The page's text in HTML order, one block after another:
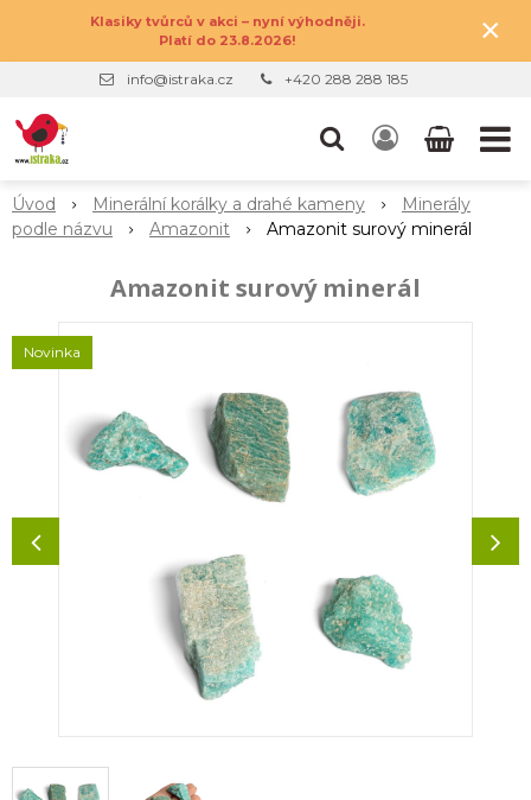
Klasiky tvůrců v akci – nyní výhodněji.
Platí do 23.8.2026!
×
info@istraka.cz +420 288 288 185
Úvod Minerální korálky a drahé kameny
Minerály
podle názvu
Amazonit Amazonit surový minerál
Amazonit surový minerál
Novinka